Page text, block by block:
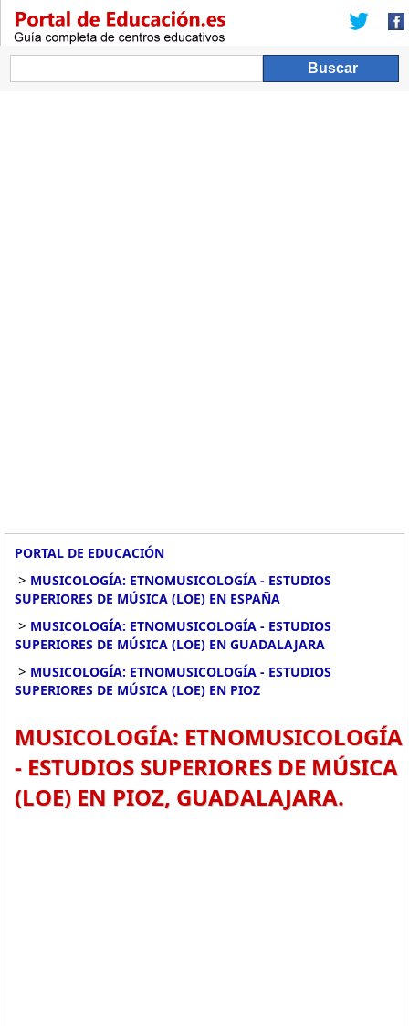
PORTAL DE EDUCACIÓN
> MUSICOLOGÍA: ETNOMUSICOLOGÍA - ESTUDIOS
SUPERIORES DE MÚSICA (LOE) EN ESPAÑA
> MUSICOLOGÍA: ETNOMUSICOLOGÍA - ESTUDIOS
SUPERIORES DE MÚSICA (LOE) EN GUADALAJARA
> MUSICOLOGÍA: ETNOMUSICOLOGÍA - ESTUDIOS
SUPERIORES DE MÚSICA (LOE) EN PIOZ
MUSICOLOGÍA: ETNOMUSICOLOGÍA
- ESTUDIOS SUPERIORES DE MÚSICA
(LOE) EN PIOZ, GUADALAJARA.